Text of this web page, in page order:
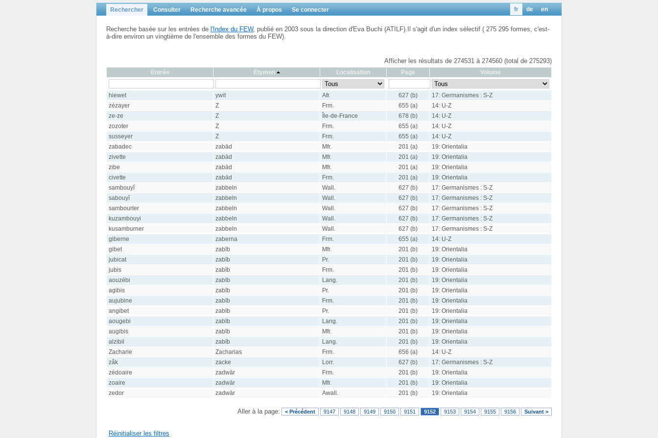
Rechercher Consulter Recherche avancée À propos Se connecter en
de
fr
Recherche basée sur les entrées de l'Index du FEW, publié en 2003 sous la direction d'Eva Buchi (ATILF).Il s'agit d'un index sélectif ( 275 295 formes, c'est-
à-dire environ un vingtième de l'ensemble des formes du FEW).
Afficher les résultats de 274531 à 274560 (total de 275293)
Entrée Étymon Localisation Page Volume
hiewet ywit Afr. 627 (b)
17: Germanismes : S-Z
zézayer
Z Frm. 655 (a)
14: U-Z
ze-ze
Z Île-de-France 678 (b)
14: U-Z
zozoter
Z Frm. 655 (a)
14: U-Z
susseyer
Z Frm. 655 (a)
14: U-Z
zabadec
zabād Mfr. 201 (a)
19: Orientalia
zivette
zabād Mfr. 201 (a)
19: Orientalia
zibe
zabād Mfr. 201 (a)
19: Orientalia
civette
zabād Frm. 201 (a)
19: Orientalia
sambouyî
zabbeln Wall. 627 (b)
17: Germanismes : S-Z
sabouyî
zabbeln Wall. 627 (b)
17: Germanismes : S-Z
sambourter
zabbeln Wall. 627 (b)
17: Germanismes : S-Z
kuzambouyi
zabbeln Wall. 627 (b)
17: Germanismes : S-Z
kusamburner
zabbeln Wall. 627 (b)
17: Germanismes : S-Z
giberne
zaberna Frm. 655 (a)
14: U-Z
gibet
zabīb Mfr. 201 (b)
19: Orientalia
jubicat
zabīb Pr. 201 (b)
19: Orientalia
jubis
zabīb Frm. 201 (b)
19: Orientalia
aouzébi
zabīb Lang. 201 (b)
19: Orientalia
agibis
zabīb Pr. 201 (b)
19: Orientalia
aujubine
zabīb Frm. 201 (b)
19: Orientalia
angibet
zabīb Pr. 201 (b)
19: Orientalia
aougebi
zabīb Lang. 201 (b)
19: Orientalia
augibis
zabīb Mfr. 201 (b)
19: Orientalia
alzibil
zabīb Lang. 201 (b)
19: Orientalia
Zacharie
Zacharias Frm. 656 (a)
14: U-Z
zåk
zacke Lorr. 627 (b)
17: Germanismes : S-Z
zédoaire
zadwār Frm. 201 (b)
19: Orientalia
zoaire
zadwār Mfr. 201 (b)
19: Orientalia
zedor
zadwār Awall. 201 (b) 19: Orientalia
Aller à la page: < Précédent 9147 9148 9149 9150 9151 9152 9153 9154 9155 9156 Suivant >
Réinitialiser les filtres